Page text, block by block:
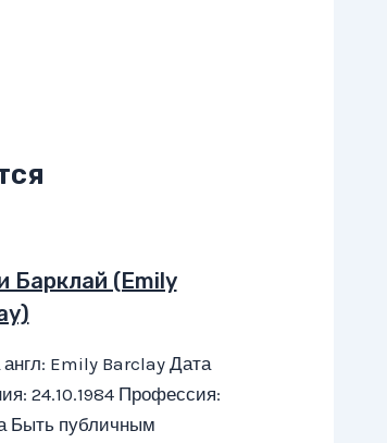
Барклай (Emily
Emily Barclay Дата
24.10.1984 Профессия:
Быть публичным